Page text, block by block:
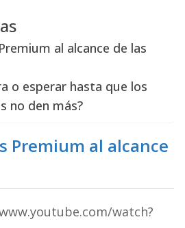
al alcance de las
o esperar hasta que los
no den más?
Premium al alcance
watch?